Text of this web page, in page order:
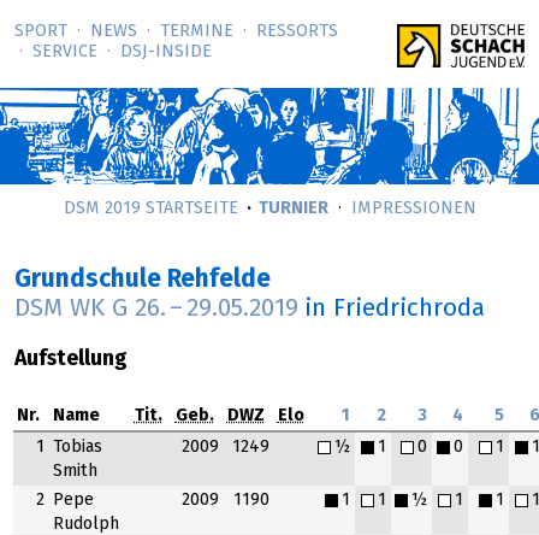
SPORT NEWS TERMINE
RESSORTS
SERVICE
DSJ-­INSIDE
DSM 2019 STARTSEITE TURNIER IMPRESSIONEN
Grundschule Rehfelde
DSM WK G 26. – 29.05.2019 in Friedrichroda
Aufstellung
Nr. Name Tit. Geb. DWZ Elo 1 2 3 4 5
1
Tobias
Smith
2009 1249 ½ 1 0 0 1
2
Pepe
Rudolph
2009 1190 1 1 ½ 1 1